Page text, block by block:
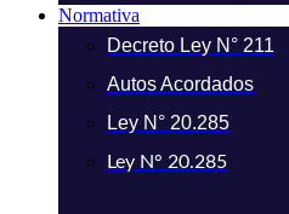
Normativa
Decreto Ley N° 211
Autos Acordados
Ley N° 20.285
Ley N° 20.285